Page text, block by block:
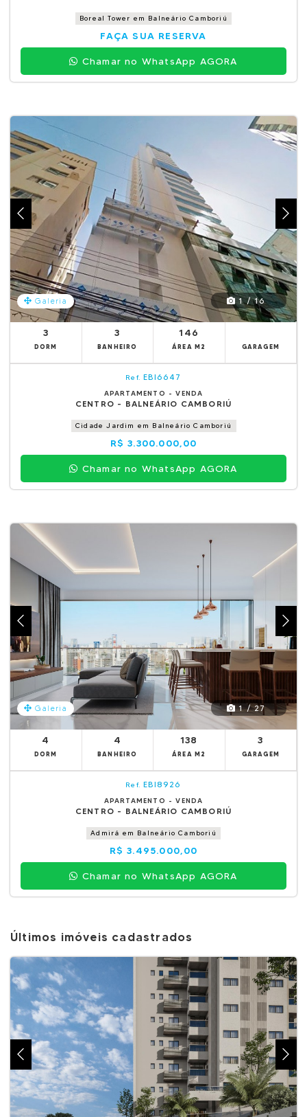
Boreal Tower em Balneário Camboriú
FAÇA SUA RESERVA
Chamar no WhatsApp AGORA
Galeria 1 / 16
3
DORM
3
BANHEIRO
146
ÁREA M2 GARAGEM
Ref. EBI6647
APARTAMENTO - VENDA
CENTRO - BALNEÁRIO CAMBORIÚ
Cidade Jardim em Balneário Camboriú
R$ 3.300.000,00
Chamar no WhatsApp AGORA
Galeria 1 / 27
4
DORM
4
BANHEIRO
138
ÁREA M2
3
GARAGEM
Ref. EBI8926
APARTAMENTO - VENDA
CENTRO - BALNEÁRIO CAMBORIÚ
Admirá em Balneário Camboriú
R$ 3.495.000,00
Chamar no WhatsApp AGORA
Últimos imóveis cadastrados